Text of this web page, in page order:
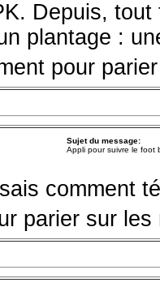
Depuis,
plantage :
pour
Sujet du message:
Appli pour suivre le foot
comment
parier sur